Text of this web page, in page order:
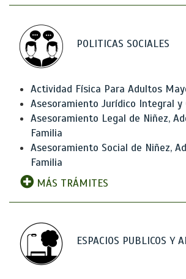
POLITICAS SOCIALES
Actividad Física Para Adultos
Asesoramiento Jurídico Integral y
Asesoramiento Legal de Niñez,
Familia
Asesoramiento Social de Niñez,
Familia
MÁS TRÁMITES
ESPACIOS PUBLICOS Y